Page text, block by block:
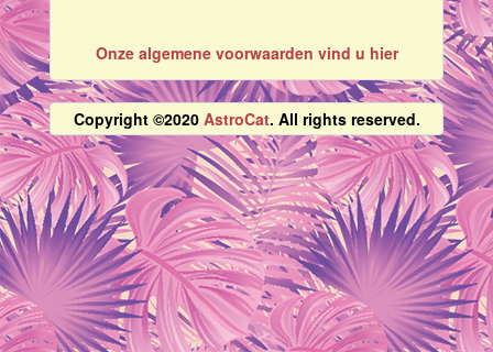
Onze algemene voorwaarden vind u hier
Copyright ©2020 AstroCat. All rights reserved.